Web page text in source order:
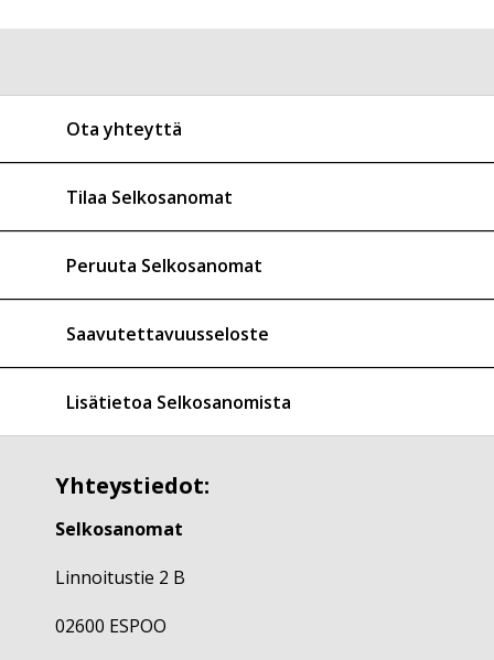
Ota yhteyttä
Tilaa Selkosanomat
Peruuta Selkosanomat
Saavutettavuusseloste
Lisätietoa Selkosanomista
Yhteystiedot:
Selkosanomat
Linnoitustie 2 B
02600 ESPOO